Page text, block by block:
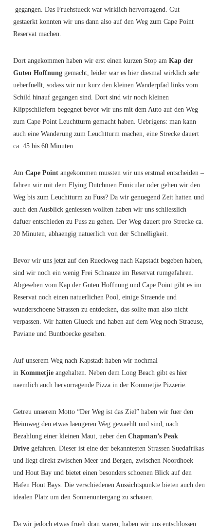
gegangen. Das Fruehstueck war wirklich hervorragend. Gut
gestaerkt konnten wir uns dann also auf den Weg zum Cape Point
Reservat machen.
Dort angekommen haben wir erst einen kurzen Stop am Kap der
Guten Hoffnunggemacht, leider war es hier diesmal wirklich sehr
ueberfuellt, sodass wir nur kurz den kleinen Wanderpfad links vom
Schild hinauf gegangen sind. Dort sind wir noch kleinen
Klippschliefern begegnet bevor wir uns mit dem Auto auf den Weg
zum Cape Point Leuchtturm gemacht haben. Uebrigens: man kann
auch eine Wanderung zum Leuchtturm machen, eine Strecke dauert
ca. 45 bis 60 Minuten.
Am Cape Pointangekommen mussten wir uns erstmal entscheiden –
fahren wir mit dem Flying Dutchmen Funicular oder gehen wir den
Weg bis zum Leuchtturm zu Fuss? Da wir genuegend Zeit hatten und
auch den Ausblick geniessen wollten haben wir uns schliesslich
dafuer entschieden zu Fuss zu gehen. Der Weg dauert pro Strecke ca.
20 Minuten, abhaengig natuerlich von der Schnelligkeit.
Bevor wir uns jetzt auf den Rueckweg nach Kapstadt begeben haben,
sind wir noch ein wenig Frei Schnauze im Reservat rumgefahren.
Abgesehen vom Kap der Guten Hoffnung und Cape Point gibt es im
Reservat noch einen natuerlichen Pool, einige Straende und
wunderschoene Strassen zu entdecken, das sollte man also nicht
verpassen. Wir hatten Glueck und haben auf dem Weg noch Straeuse,
Paviane und Buntboecke gesehen.
Auf unserem Weg nach Kapstadt haben wir nochmal
in Kommetjieangehalten. Neben dem Long Beach gibt es hier
naemlich auch hervorragende Pizza in der Kommetjie Pizzerie.
Getreu unserem Motto “Der Weg ist das Ziel” haben wir fuer den
Heimweg den etwas laengeren Weg gewaehlt und sind, nach
Bezahlung einer kleinen Maut, ueber den Chapman’s Peak
Drivegefahren. Dieser ist eine der bekanntesten Strassen Suedafrikas
und liegt direkt zwischen Meer und Bergen, zwischen Noordhoek
und Hout Bay und bietet einen besonders schoenen Blick auf den
Hafen Hout Bays. Die verschiedenen Aussichtspunkte bieten auch den
idealen Platz um den Sonnenuntergang zu schauen.
Da wir jedoch etwas frueh dran waren, haben wir uns entschlossen